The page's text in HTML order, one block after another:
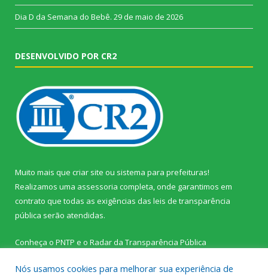
Dia D da Semana do Bebê. 29 de maio de 2026
DESENVOLVIDO POR CR2
Muito mais que criar site ou sistema para prefeituras!
Realizamos uma assessoria completa, onde garantimos em
contrato que todas as exigências das leis de transparência
pública serão atendidas.
Conheça o PNTP e o Radar da Transparência Pública
Nós usamos cookies para melhorar sua experiência de